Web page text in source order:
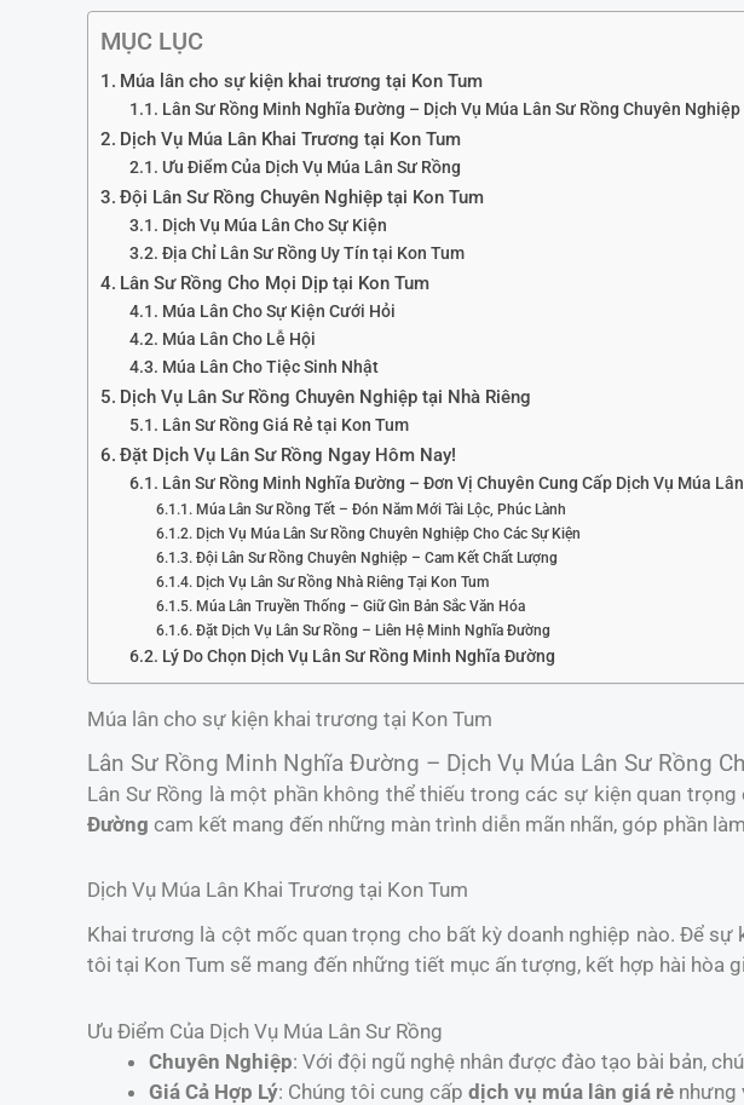
MỤC LỤC
Múa lân cho sự kiện khai trương tại Kon Tum
Lân Sư Rồng Minh Nghĩa Đường – Dịch Vụ Múa Lân Sư Rồng Chuyên
Dịch Vụ Múa Lân Khai Trương tại Kon Tum
Ưu Điểm Của Dịch Vụ Múa Lân Sư Rồng
Đội Lân Sư Rồng Chuyên Nghiệp tại Kon Tum
Dịch Vụ Múa Lân Cho Sự Kiện
Địa Chỉ Lân Sư Rồng Uy Tín tại Kon Tum
Lân Sư Rồng Cho Mọi Dịp tại Kon Tum
Múa Lân Cho Sự Kiện Cưới Hỏi
Múa Lân Cho Lễ Hội
Múa Lân Cho Tiệc Sinh Nhật
Dịch Vụ Lân Sư Rồng Chuyên Nghiệp tại Nhà Riêng
Lân Sư Rồng Giá Rẻ tại Kon Tum
Đặt Dịch Vụ Lân Sư Rồng Ngay Hôm Nay!
Lân Sư Rồng Minh Nghĩa Đường – Đơn Vị Chuyên Cung Cấp Dịch Vụ Múa
Múa Lân Sư Rồng Tết – Đón Năm Mới Tài Lộc, Phúc Lành
Dịch Vụ Múa Lân Sư Rồng Chuyên Nghiệp Cho Các Sự Kiện
Đội Lân Sư Rồng Chuyên Nghiệp – Cam Kết Chất Lượng
Dịch Vụ Lân Sư Rồng Nhà Riêng Tại Kon Tum
Múa Lân Truyền Thống – Giữ Gìn Bản Sắc Văn Hóa
Đặt Dịch Vụ Lân Sư Rồng – Liên Hệ Minh Nghĩa Đường
Lý Do Chọn Dịch Vụ Lân Sư Rồng Minh Nghĩa Đường
Múa lân cho sự kiện khai trương tại Kon Tum
Lân Sư Rồng Minh Nghĩa Đường – Dịch Vụ Múa Lân Sư Rồng
Lân Sư Rồng là một phần không thể thiếu trong các sự kiện quan
Đường cam kết mang đến những màn trình diễn mãn nhãn, góp phần
Dịch Vụ Múa Lân Khai Trương tại Kon Tum
Khai trương là cột mốc quan trọng cho bất kỳ doanh nghiệp nào. Để
tôi tại Kon Tum sẽ mang đến những tiết mục ấn tượng, kết hợp hài hòa
Ưu Điểm Của Dịch Vụ Múa Lân Sư Rồng
Chuyên Nghiệp: Với đội ngũ nghệ nhân được đào tạo bài bản,
Giá Cả Hợp Lý: Chúng tôi cung cấp dịch vụ múa lân giá rẻ nhưng